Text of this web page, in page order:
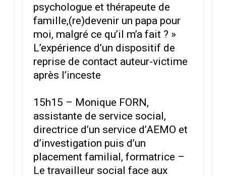
psychologue et thérapeute de
famille,(re)devenir un papa pour
moi, malgré ce qu’il m’a fait ? »
L’expérience d’un dispositif de
reprise de contact auteur-victime
après l’inceste
15h15 – Monique FORN,
assistante de service social,
directrice d’un service d’AEMO et
d’investigation puis d’un
placement familial, formatrice –
Le travailleur social face aux